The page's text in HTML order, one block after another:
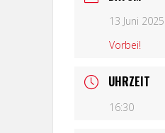
13 Juni 2025
Vorbei!
UHRZEIT
16:30